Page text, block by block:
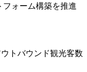
ォーム構築を推進
トバウンド観光客数